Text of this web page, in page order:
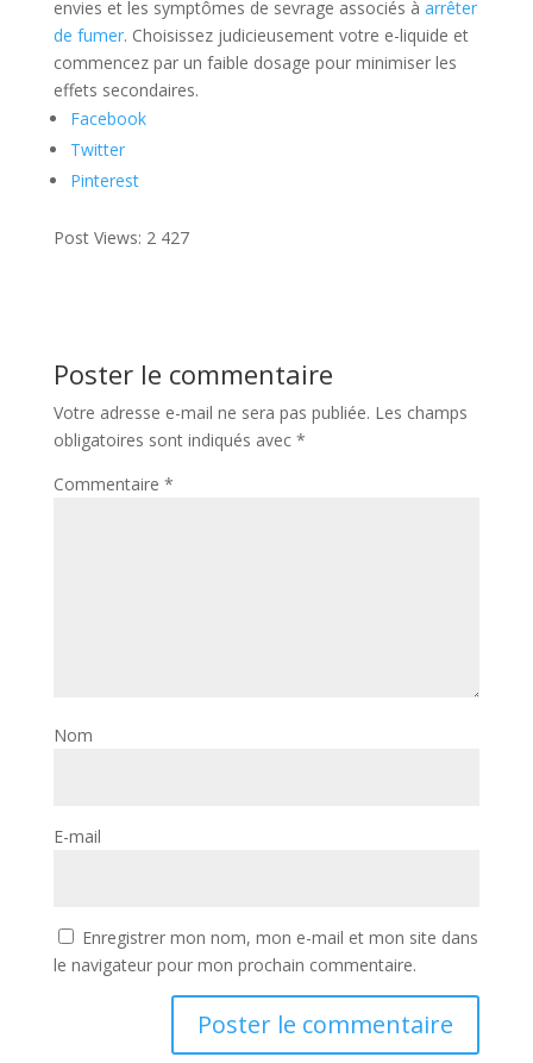
envies et les symptômes de sevrage associés à arrêter
de fumer. Choisissez judicieusement votre e-liquide et
commencez par un faible dosage pour minimiser les
effets secondaires.
Facebook
Twitter
Pinterest
Post Views: 2 427
Poster le commentaire
Votre adresse e-mail ne sera pas publiée. Les champs
obligatoires sont indiqués avec *
Commentaire *
Nom
E-mail
Enregistrer mon nom, mon e-mail et mon site dans
le navigateur pour mon prochain commentaire.